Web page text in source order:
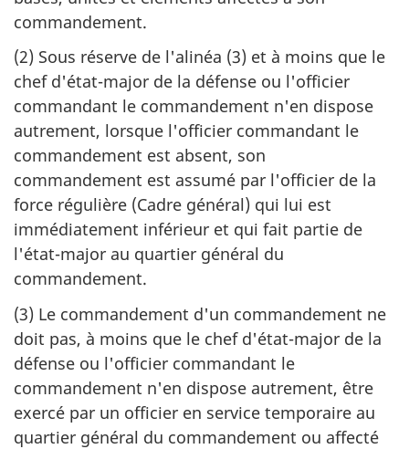
commandement.
(2) Sous réserve de l'alinéa (3) et à moins que le
chef d'état-major de la défense ou l'officier
commandant le commandement n'en dispose
autrement, lorsque l'officier commandant le
commandement est absent, son
commandement est assumé par l'officier de la
force régulière (Cadre général) qui lui est
immédiatement inférieur et qui fait partie de
l'état-major au quartier général du
commandement.
(3) Le commandement d'un commandement ne
doit pas, à moins que le chef d'état-major de la
défense ou l'officier commandant le
commandement n'en dispose autrement, être
exercé par un officier en service temporaire au
quartier général du commandement ou affecté